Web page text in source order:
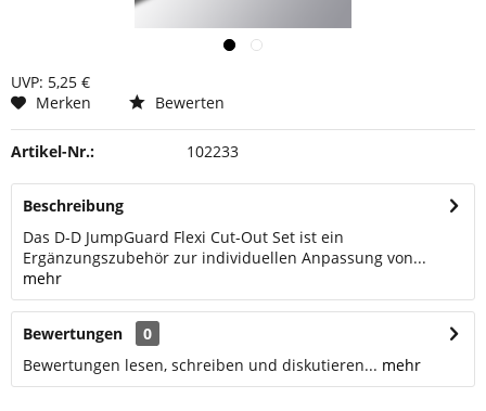
UVP: 5,25 €
Merken
Bewerten
Artikel-Nr.: 102233
Beschreibung
Das D-D JumpGuard Flexi Cut-Out Set ist ein
Ergänzungszubehör zur individuellen Anpassung von...
mehr
Bewertungen
0
Bewertungen lesen, schreiben und diskutieren... mehr